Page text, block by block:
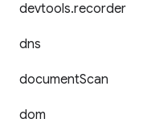
devtools.recorder
dns
documentScan
dom